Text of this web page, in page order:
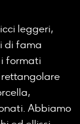
leggeri,
di fama
formati
Abbiamo